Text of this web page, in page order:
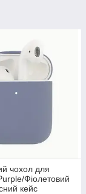
чохол для
Фіолетовий
кейс